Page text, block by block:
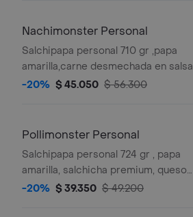
honey
Nachimonster Personal
Salchipapa personal 710 gr ,papa
amarilla,carne desmechada en salsa
bbq honey,guacamole,queso con
-20% $ 45.050 $ 56.300
Pollimonster Personal
Salchipapa personal 724 gr , papa
amarilla, salchicha premium, queso
gratinado, pollo crunch en salsa a la
-20% $ 39.350 $ 49.200